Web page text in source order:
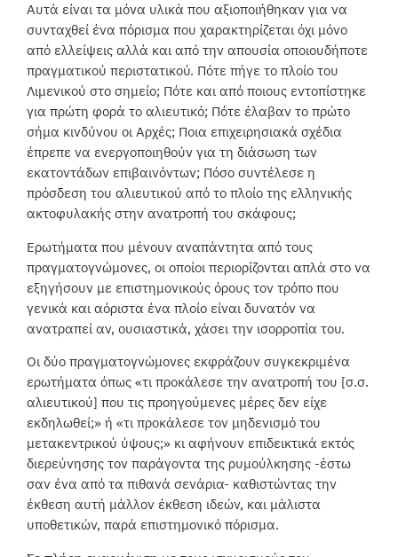
Αυτά είναι τα μόνα υλικά που αξιοποιήθηκαν για να
συνταχθεί ένα πόρισμα που χαρακτηρίζεται όχι μόνο
από ελλείψεις αλλά και από την απουσία οποιουδήποτε
πραγματικού περιστατικού. Πότε πήγε το πλοίο του
Λιμενικού στο σημείο; Πότε και από ποιους εντοπίστηκε
για πρώτη φορά το αλιευτικό; Πότε έλαβαν το πρώτο
σήμα κινδύνου οι Αρχές; Ποια επιχειρησιακά σχέδια
έπρεπε να ενεργοποιηθούν για τη διάσωση των
εκατοντάδων επιβαινόντων; Πόσο συντέλεσε η
πρόσδεση του αλιευτικού από το πλοίο της ελληνικής
ακτοφυλακής στην ανατροπή του σκάφους;
Ερωτήματα που μένουν αναπάντητα από τους
πραγματογνώμονες, οι οποίοι περιορίζονται απλά στο να
εξηγήσουν με επιστημονικούς όρους τον τρόπο που
γενικά και αόριστα ένα πλοίο είναι δυνατόν να
ανατραπεί αν, ουσιαστικά, χάσει την ισορροπία του.
Οι δύο πραγματογνώμονες εκφράζουν συγκεκριμένα
ερωτήματα όπως «τι προκάλεσε την ανατροπή του [σ.σ.
αλιευτικού] που τις προηγούμενες μέρες δεν είχε
εκδηλωθεί;» ή «τι προκάλεσε τον μηδενισμό του
μετακεντρικού ύψους;» κι αφήνουν επιδεικτικά εκτός
διερεύνησης τον παράγοντα της ρυμούλκησης -έστω
σαν ένα από τα πιθανά σενάρια- καθιστώντας την
έκθεση αυτή μάλλον έκθεση ιδεών, και μάλιστα
υποθετικών, παρά επιστημονικό πόρισμα.